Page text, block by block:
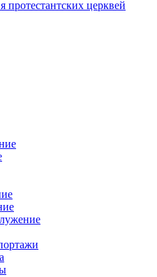
протестантских церквей